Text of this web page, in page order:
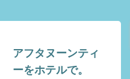
アフタヌーンティ
ーをホテルで。